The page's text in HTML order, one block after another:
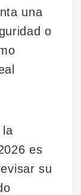
una
o
la
es
su